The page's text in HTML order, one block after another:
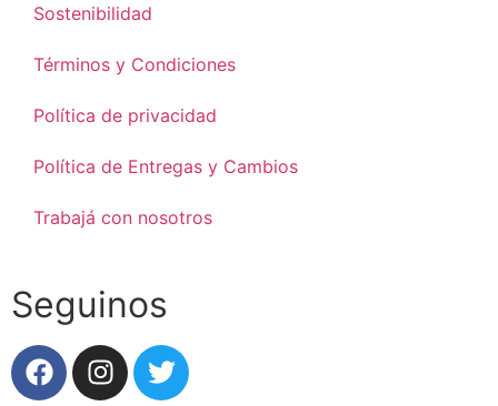
Sostenibilidad
Términos y Condiciones
Política de privacidad
Política de Entregas y Cambios
Trabajá con nosotros
Seguinos